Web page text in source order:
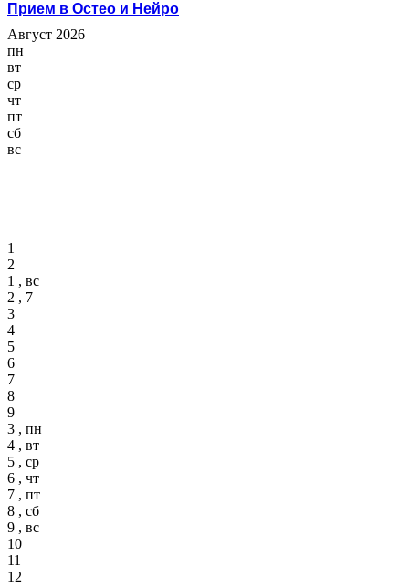
Прием в Остео и Нейро
Август 2026
пн
вт
ср
чт
пт
сб
вс
1
2
1 , вс
2 , 7
3
4
5
6
7
8
9
3 , пн
4 , вт
5 , ср
6 , чт
7 , пт
8 , сб
9 , вс
10
11
12